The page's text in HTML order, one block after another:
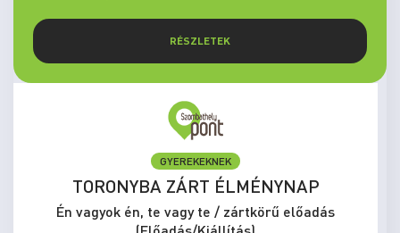
RÉSZLETEK
GYEREKEKNEK
TORONYBA ZÁRT ÉLMÉNYNAP
Én vagyok én, te vagy te / zártkörű előadás